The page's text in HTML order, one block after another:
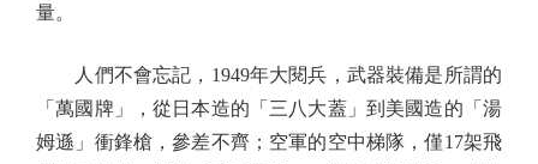
量。
人們不會忘記，1949年大閱兵，武器裝備是所謂的
「萬國牌」，從日本造的「三八大蓋」到美國造的「湯
姆遜」衝鋒槍，參差不齊；空軍的空中梯隊，僅17架飛